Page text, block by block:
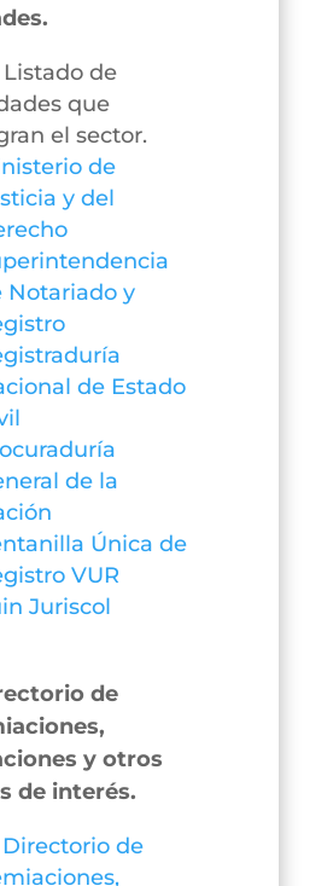
Listado de
que
el sector.
de
y del
Notariado y
de Estado
de la
Única de
VUR
Juriscol
de
y otros
de interés.
Directorio de